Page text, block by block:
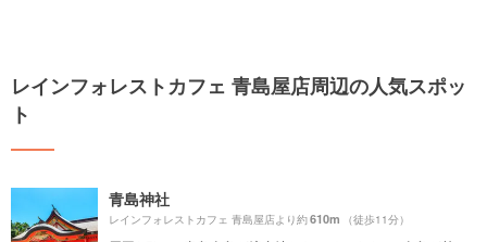
レインフォレストカフェ 青島屋店周辺の人気スポッ
ト
青島神社
レインフォレストカフェ 青島屋店より約610m （徒歩11分）